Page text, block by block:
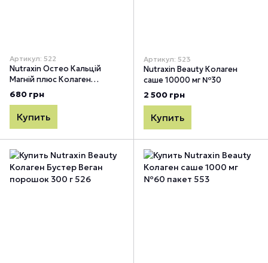
Артикул: 522
Nutraxin Остео Кальцій
Магній плюс Колаген
таблетки №90
680 грн
Купить
Артикул: 523
Nutraxin Beauty Колаген
саше 10000 мг №30
2 500 грн
Купить